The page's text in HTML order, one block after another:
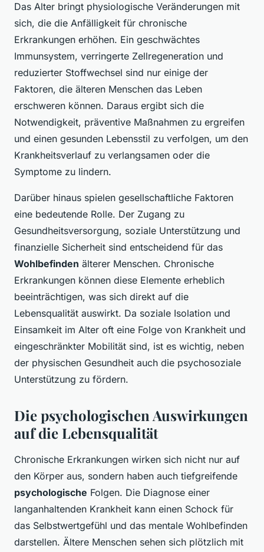
Das Alter bringt physiologische Veränderungen mit
sich, die die Anfälligkeit für chronische
Erkrankungen erhöhen. Ein geschwächtes
Immunsystem, verringerte Zellregeneration und
reduzierter Stoffwechsel sind nur einige der
Faktoren, die älteren Menschen das Leben
erschweren können. Daraus ergibt sich die
Notwendigkeit, präventive Maßnahmen zu ergreifen
und einen gesunden Lebensstil zu verfolgen, um den
Krankheitsverlauf zu verlangsamen oder die
Symptome zu lindern.
Darüber hinaus spielen gesellschaftliche Faktoren
eine bedeutende Rolle. Der Zugang zu
Gesundheitsversorgung, soziale Unterstützung und
finanzielle Sicherheit sind entscheidend für das
Wohlbefinden älterer Menschen. Chronische
Erkrankungen können diese Elemente erheblich
beeinträchtigen, was sich direkt auf die
Lebensqualität auswirkt. Da soziale Isolation und
Einsamkeit im Alter oft eine Folge von Krankheit und
eingeschränkter Mobilität sind, ist es wichtig, neben
der physischen Gesundheit auch die psychosoziale
Unterstützung zu fördern.
Die psychologischen Auswirkungen
auf die Lebensqualität
Chronische Erkrankungen wirken sich nicht nur auf
den Körper aus, sondern haben auch tiefgreifende
psychologische Folgen. Die Diagnose einer
langanhaltenden Krankheit kann einen Schock für
das Selbstwertgefühl und das mentale Wohlbefinden
darstellen. Ältere Menschen sehen sich plötzlich mit